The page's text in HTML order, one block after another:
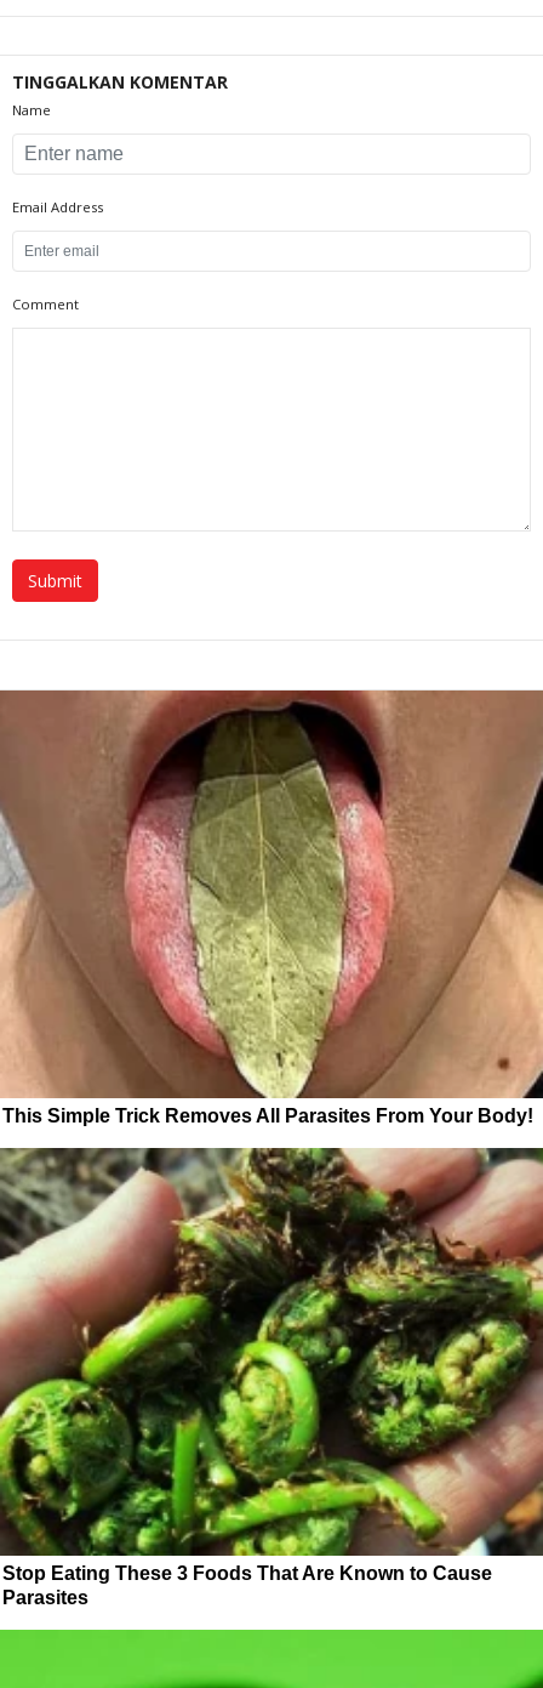
TINGGALKAN KOMENTAR
Name
Email Address
Comment
This Simple Trick Removes All Parasites From Your Body!
Stop Eating These 3 Foods That Are Known to Cause
Parasites